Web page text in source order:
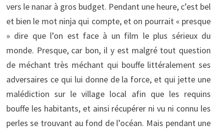
vers le nanar à gros budget. Pendant une heure, c’est bel
et bien le mot ninja qui compte, et on pourrait « presque
» dire que l’on est face à un film le plus sérieux du
monde. Presque, car bon, il y est malgré tout question
de méchant très méchant qui bouffe littéralement ses
adversaires ce qui lui donne de la force, et qui jette une
malédiction sur le village local afin que les requins
bouffe les habitants, et ainsi récupérer ni vu ni connu les
perles se trouvant au fond de l’océan. Mais pendant une